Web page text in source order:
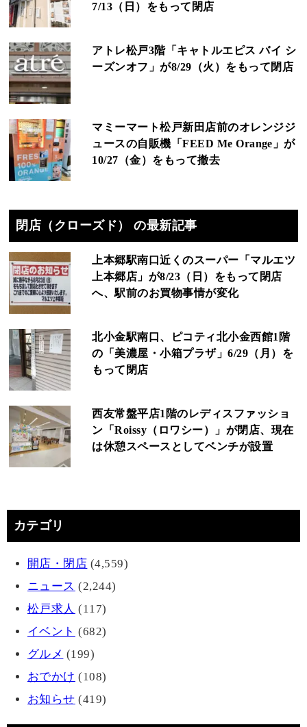
7/13（日）をもって閉店
アトレ松戸3階「キャトルエピス バイ シ
ーズンオフ」が8/29（火）をもって閉店
マミーマート松戸新田店前のオレンジジ
ュースの自販機「FEED Me Orange」が
10/27（金）をもって撤去
閉店（クローズド） の最新記事
上本郷駅南口近くのスーパー「マルエツ
上本郷店」が8/23（日）をもって閉店
へ、駅前のお買物事情が変化
北小金駅南口、ピコティ北小金西館1階
の「美濃屋・小箱プラザ」6/29（月）を
もって閉店
西友常盤平店1階のレディスファッショ
ン「Roissy（ロワシー）」が閉店、現在
は休憩スペースとしてベンチが設置
カテゴリ
開店・閉店 (4,559)
ニュース (2,244)
松戸求人 (117)
イベント (682)
グルメ (199)
おでかけ (108)
お知らせ (419)